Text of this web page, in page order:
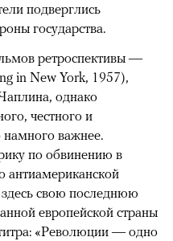
подверглись
государства.
ретроспективы —
in New York, 1957),
однако
честного и
намного важнее.
по обвинению в
антиамериканской
здесь свою последнюю
европейской страны
«Революции — одно